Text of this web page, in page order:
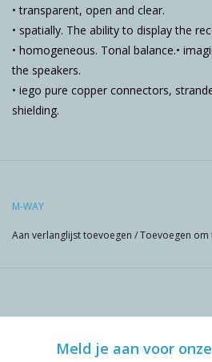
• transparent, open and clear.
• spatially. The ability to display the
• homogeneous. Tonal balance.•
the speakers.
• iego pure copper connectors,
shielding.
M-WAY
Aan verlanglijst toevoegen /Toevoegen om
Meld je aan voor